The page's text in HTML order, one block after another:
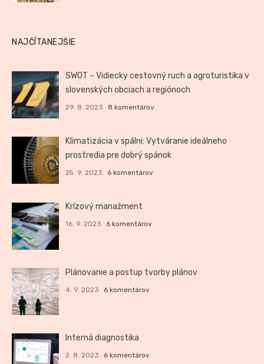
NAJČÍTANEJŠIE
SWOT – Vidiecky cestovný ruch a agroturistika v
slovenských obciach a regiónoch
29. 8. 2023 8 komentárov
Klimatizácia v spálni: Vytváranie ideálneho
prostredia pre dobrý spánok
25. 9. 2023 6 komentárov
Krízový manažment
16. 9. 2023 6 komentárov
Plánovanie a postup tvorby plánov
4. 9. 2023 6 komentárov
Interná diagnostika
2. 8. 2023 6 komentárov